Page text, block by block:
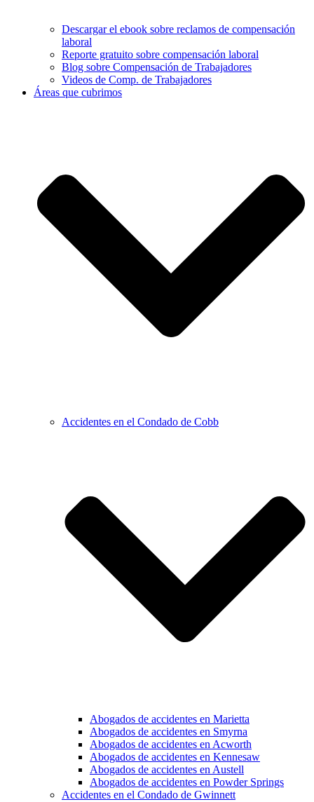
Descargar el ebook sobre reclamos de compensación
laboral
Reporte gratuito sobre compensación laboral
Blog sobre Compensación de Trabajadores
Videos de Comp. de Trabajadores
Áreas que cubrimos
Accidentes en el Condado de Cobb
Abogados de accidentes en Marietta
Abogados de accidentes en Smyrna
Abogados de accidentes en Acworth
Abogados de accidentes en Kennesaw
Abogados de accidentes en Austell
Abogados de accidentes en Powder Springs
Accidentes en el Condado de Gwinnett